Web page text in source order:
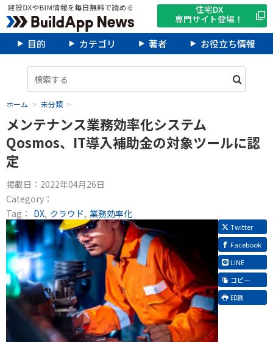
住宅DX
専門サイト登場！
目的 カテゴリ 著者 お役立ち情報
ホーム 未分類
メンテナンス業務効率化システム
Qosmos、IT導入補助金の対象ツールに認
定
掲載日： 2022年04月26日
Category：
Tag： DX クラウド 業務効率化
Twitter
Facebook
LINE
コピー
印刷